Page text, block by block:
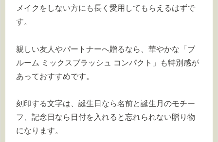
メイクをしない方にも長く愛用してもらえるはずで
す。
親しい友人やパートナーへ贈るなら、華やかな「ブ
ルーム ミックスブラッシュ コンパクト」も特別感が
あっておすすめです。
刻印する文字は、誕生日なら名前と誕生月のモチー
フ、記念日なら日付を入れると忘れられない贈り物
になります。